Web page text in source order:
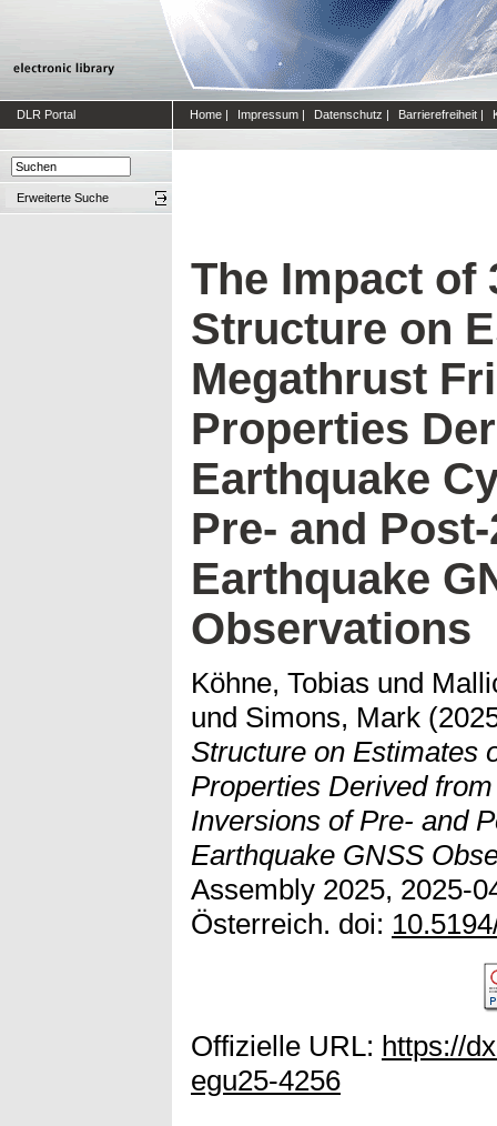
DLR Portal Home | Impressum | Datenschutz | Barrierefreiheit |
Erweiterte Suche
The Impact of
Structure on
Megathrust
Properties
Earthquake
Pre- and
Earthquake
Observations
Köhne, Tobias und
und Simons, Mark
Structure on Estimates
Properties Derived
Inversions of Pre- and
Earthquake GNSS
Assembly 2025, 2025-
Österreich. doi:
Offizielle URL: https://
egu25-4256